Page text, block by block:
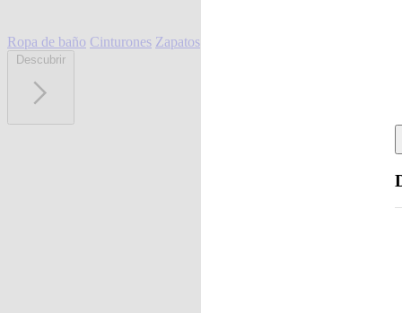
Ropa de baño Cinturones Zapatos
Descubrir